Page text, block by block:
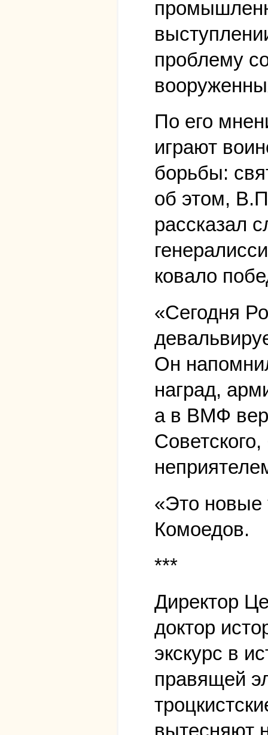
проблему
По его
играют
борьбы:
об этом,
рассказал
ковало
«Сегодня
Он
наград,
а в ВМФ
«Это новые
Комоедов.
***
Директор
доктор
экскурс в
правящей
вытесняют